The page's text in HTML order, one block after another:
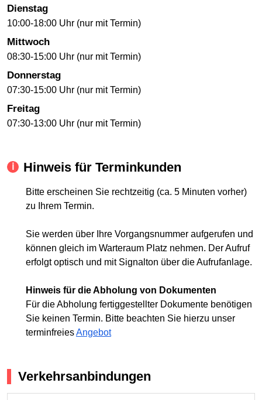
Dienstag
10:00-18:00 Uhr (nur mit Termin)
Mittwoch
08:30-15:00 Uhr (nur mit Termin)
Donnerstag
07:30-15:00 Uhr (nur mit Termin)
Freitag
07:30-13:00 Uhr (nur mit Termin)
Hinweis für Terminkunden
Bitte erscheinen Sie rechtzeitig (ca. 5 Minuten vorher)
zu Ihrem Termin.
Sie werden über Ihre Vorgangsnummer aufgerufen und
können gleich im Warteraum Platz nehmen. Der Aufruf
erfolgt optisch und mit Signalton über die Aufrufanlage.
Hinweis für die Abholung von Dokumenten
Für die Abholung fertiggestellter Dokumente benötigen
Sie keinen Termin. Bitte beachten Sie hierzu unser
terminfreiesAngebot
Verkehrsanbindungen